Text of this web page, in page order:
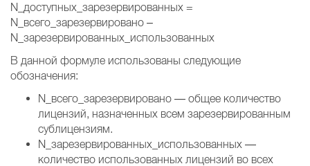
N_доступных_зарезервированных =
N_всего_зарезервировано –
N_зарезервированных_использованных
В данной формуле использованы следующие
обозначения:
N_всего_зарезервировано — общее количество
лицензий, назначенных всем зарезервированным
сублицензиям.
N_зарезервированных_использованных —
количество использованных лицензий во всех